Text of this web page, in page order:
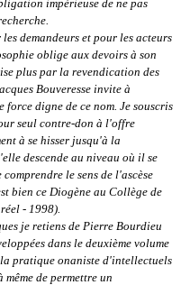
impérieuse de ne pas
demandeurs et pour les acteurs
oblige aux devoirs à son
plus par la revendication des
Bouveresse invite à
digne de ce nom. Je souscris
seul contre-don à l'offre
à se hisser jusqu'à la
descende au niveau où il se
le sens de l'ascèse
bien ce Diogène au Collège de
- 1998).
je retiens de Pierre Bourdieu
dans le deuxième volume
pratique onaniste d'intellectuels
de permettre un